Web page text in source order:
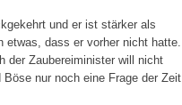
und er ist stärker als
dass er vorher nicht hatte.
der Zaubereiminister will nicht
nur noch eine Frage der Zeit